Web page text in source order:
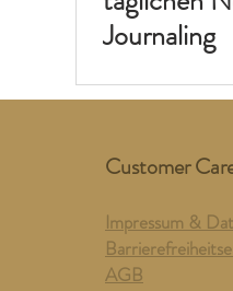
Journaling
Customer
Impressum &
AGB